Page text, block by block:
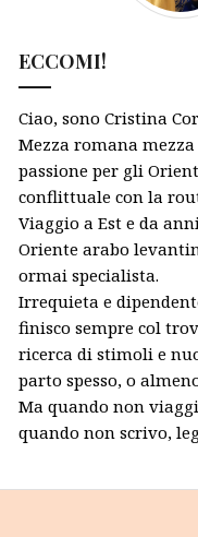
ECCOMI!
Ciao, sono Cristina
Mezza romana
passione per gli
conflittuale con la
Viaggio a Est e da
Oriente arabo
ormai specialista.
Irrequieta e
finisco sempre col
ricerca di stimoli e
parto spesso, o
Ma quando non
quando non scrivo,